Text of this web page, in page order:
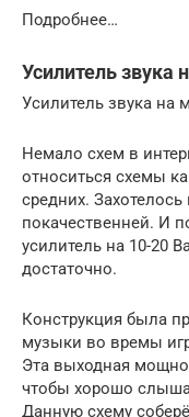
Подробнее…
Усилитель звука
Усилитель звука на
Немало схем в
относиться схемы
средних.
покачественней. И
усилитель на 10-20
достаточно.
Конструкция была
музыки во времы
Эта выходная
чтобы хорошо
Данную схему